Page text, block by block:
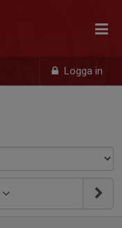
Logga in